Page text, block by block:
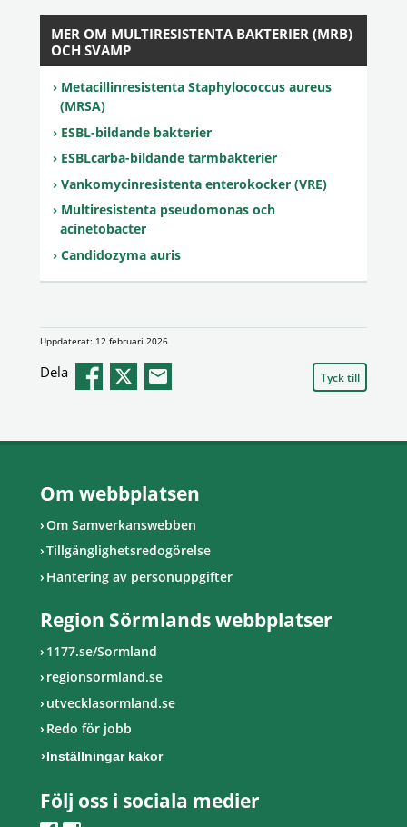
MER OM MULTIRESISTENTA BAKTERIER (MRB)
OCH SVAMP
Metacillinresistenta Staphylococcus aureus
(MRSA)
ESBL-bildande bakterier
ESBLcarba-bildande tarmbakterier
Vankomycinresistenta enterokocker (VRE)
Multiresistenta pseudomonas och
acinetobacter
Candidozyma auris
Uppdaterat: 12 februari 2026
Dela Tyck till
Om webbplatsen
Om Samverkanswebben
Tillgänglighetsredogörelse
Hantering av personuppgifter
Region Sörmlands webbplatser
1177.se/Sormland
regionsormland.se
utvecklasormland.se
Redo för jobb
Inställningar kakor
Följ oss i sociala medier